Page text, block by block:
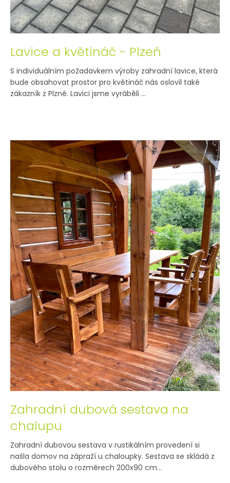
Lavice a květináč - Plzeň
S individuálním požadavkem výroby zahradní lavice, která
bude obsahovat prostor pro květináč nás oslovil také
zákazník z Plzně. Lavici jsme vyráběli ...
Zahradní dubová sestava na
chalupu
Zahradní dubovou sestava v rustikálním provedení si
našla domov na zápraží u chaloupky. Sestava se skládá z
dubového stolu o rozměrech 200x90 cm...